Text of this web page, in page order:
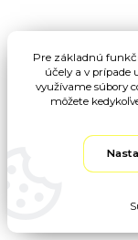
Unisex
Pre základnú
účely a v prípade
využívame súbory
môžete